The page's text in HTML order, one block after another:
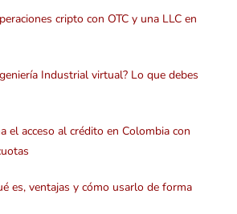
cripto con OTC y una LLC en
Industrial virtual? Lo que debes
el acceso al crédito en Colombia con
es, ventajas y cómo usarlo de forma